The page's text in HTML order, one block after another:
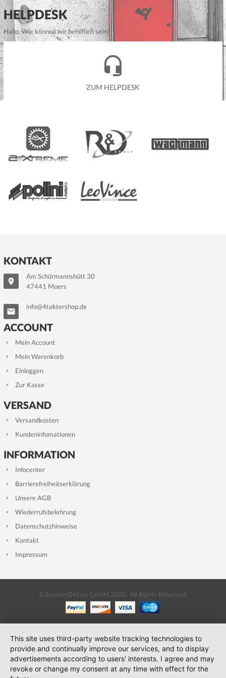
HELPDESK
Hallo. Wie können wir behilflich sein?
ZUM HELPDESK
KONTAKT
Am Schürmannshütt 30
47441 Moers
info@4taktershop.de
ACCOUNT
Mein Account
Mein Warenkorb
Einloggen
Zur Kasse
VERSAND
Versandkosten
Kundeninfomationen
INFORMATION
Infocenter
Barrierefreiheitserklärung
Unsere AGB
Wiederrufsbelehrung
Datenschutzhinweise
Kontakt
Impressum
© ScooterDeluxe GmbH 2020. All Rights Reserved.
This site uses third-party website tracking technologies to
provide and continually improve our services, and to display
advertisements according to users' interests. I agree and may
revoke or change my consent at any time with effect for the